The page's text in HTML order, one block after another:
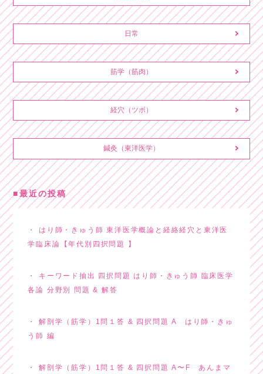
日常
筋学（筋肉）
経穴（ツボ）
鍼灸（東洋医学）
最近の投稿
はり師・きゅう師 東洋医学概論と経絡経穴と東洋医
学臨床論【年代別四択問題 】
キーワード抽出 四択問題 はり師・きゅう師 臨床医学
各論 分野別 問題 & 解答
解剖学（筋学）1問１答 & 四択問題 A はり師・きゅ
う師 編
解剖学（筋学）1問１答 & 四択問題 A〜F あんまマ